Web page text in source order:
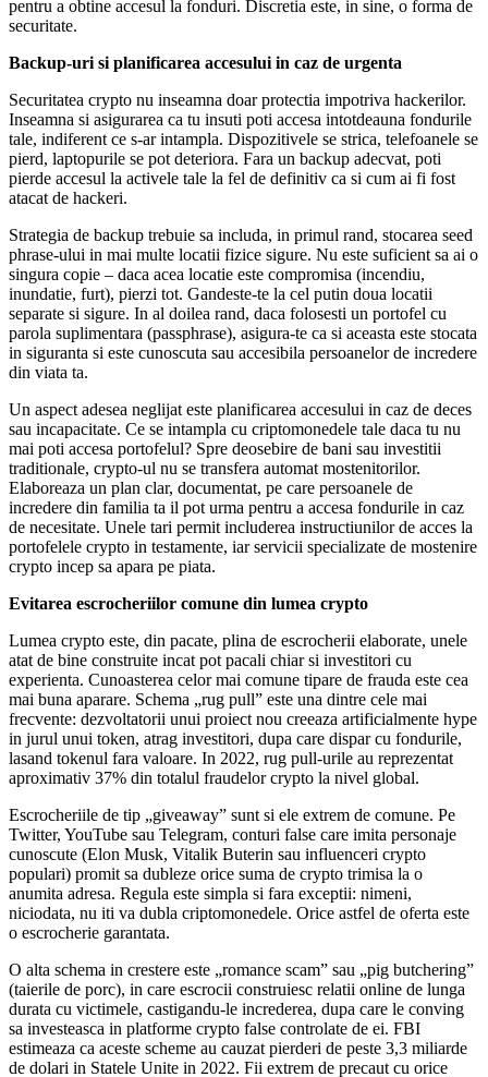
pentru a obtine accesul la fonduri. Discretia este, in sine, o forma de
securitate.
Backup-uri si planificarea accesului in caz de urgenta
Securitatea crypto nu inseamna doar protectia impotriva hackerilor.
Inseamna si asigurarea ca tu insuti poti accesa intotdeauna fondurile
tale, indiferent ce s-ar intampla. Dispozitivele se strica, telefoanele se
pierd, laptopurile se pot deteriora. Fara un backup adecvat, poti
pierde accesul la activele tale la fel de definitiv ca si cum ai fi fost
atacat de hackeri.
Strategia de backup trebuie sa includa, in primul rand, stocarea seed
phrase-ului in mai multe locatii fizice sigure. Nu este suficient sa ai o
singura copie – daca acea locatie este compromisa (incendiu,
inundatie, furt), pierzi tot. Gandeste-te la cel putin doua locatii
separate si sigure. In al doilea rand, daca folosesti un portofel cu
parola suplimentara (passphrase), asigura-te ca si aceasta este stocata
in siguranta si este cunoscuta sau accesibila persoanelor de incredere
din viata ta.
Un aspect adesea neglijat este planificarea accesului in caz de deces
sau incapacitate. Ce se intampla cu criptomonedele tale daca tu nu
mai poti accesa portofelul? Spre deosebire de bani sau investitii
traditionale, crypto-ul nu se transfera automat mostenitorilor.
Elaboreaza un plan clar, documentat, pe care persoanele de
incredere din familia ta il pot urma pentru a accesa fondurile in caz
de necesitate. Unele tari permit includerea instructiunilor de acces la
portofelele crypto in testamente, iar servicii specializate de mostenire
crypto incep sa apara pe piata.
Evitarea escrocheriilor comune din lumea crypto
Lumea crypto este, din pacate, plina de escrocherii elaborate, unele
atat de bine construite incat pot pacali chiar si investitori cu
experienta. Cunoasterea celor mai comune tipare de frauda este cea
mai buna aparare. Schema „rug pull” este una dintre cele mai
frecvente: dezvoltatorii unui proiect nou creeaza artificialmente hype
in jurul unui token, atrag investitori, dupa care dispar cu fondurile,
lasand tokenul fara valoare. In 2022, rug pull-urile au reprezentat
aproximativ 37% din totalul fraudelor crypto la nivel global.
Escrocheriile de tip „giveaway” sunt si ele extrem de comune. Pe
Twitter, YouTube sau Telegram, conturi false care imita personaje
cunoscute (Elon Musk, Vitalik Buterin sau influenceri crypto
populari) promit sa dubleze orice suma de crypto trimisa la o
anumita adresa. Regula este simpla si fara exceptii: nimeni,
niciodata, nu iti va dubla criptomonedele. Orice astfel de oferta este
o escrocherie garantata.
O alta schema in crestere este „romance scam” sau „pig butchering”
(taierile de porc), in care escrocii construiesc relatii online de lunga
durata cu victimele, castigandu-le increderea, dupa care le conving
sa investeasca in platforme crypto false controlate de ei. FBI
estimeaza ca aceste scheme au cauzat pierderi de peste 3,3 miliarde
de dolari in Statele Unite in 2022. Fii extrem de precaut cu orice